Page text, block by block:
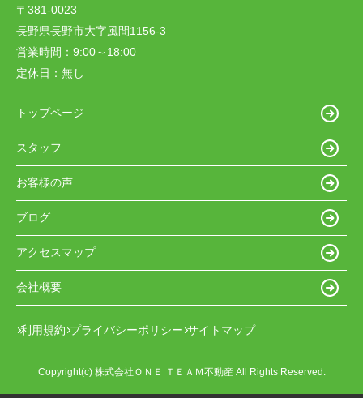
〒381-0023
長野県長野市大字風間1156-3
営業時間： 9:00～18:00
定休日： 無し
トップページ
スタッフ
お客様の声
ブログ
アクセスマップ
会社概要
利用規約 プライバシーポリシー サイトマップ
Copyright(c) 株式会社ＯＮＥ ＴＥＡＭ不動産 All Rights Reserved.